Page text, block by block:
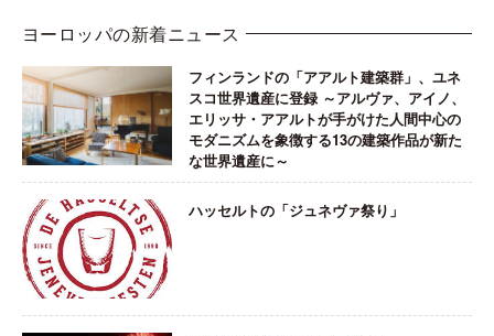
ヨーロッパの新着ニュース
フィンランドの「アアルト建築群」、ユネ
スコ世界遺産に登録 ～アルヴァ、アイノ、
エリッサ・アアルトが手がけた人間中心の
モダニズムを象徴する13の建築作品が新た
な世界遺産に～
ハッセルトの「ジュネヴァ祭り」